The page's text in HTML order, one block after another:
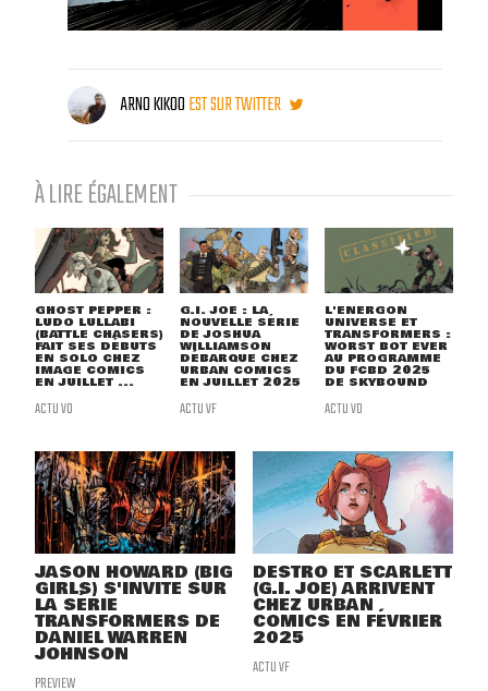
ARNO KIKOOEST SUR TWITTER
À LIRE ÉGALEMENT
GHOST PEPPER :
LUDO LULLABI
(BATTLE CHASERS)
FAIT SES DÉBUTS
EN SOLO CHEZ
IMAGE COMICS
EN JUILLET ...
ACTU VO
G.I. JOE : LA
NOUVELLE SÉRIE
DE JOSHUA
WILLIAMSON
DÉBARQUE CHEZ
URBAN COMICS
EN JUILLET 2025
ACTU VF
L'ENERGON
UNIVERSE ET
TRANSFORMERS :
WORST BOT EVER
AU PROGRAMME
DU FCBD 2025
DE SKYBOUND
ACTU VO
JASON HOWARD (BIG
GIRLS) S'INVITE SUR
LA SÉRIE
TRANSFORMERS DE
DANIEL WARREN
JOHNSON
PREVIEW
DESTRO ET SCARLETT
(G.I. JOE) ARRIVENT
CHEZ URBAN
COMICS EN FÉVRIER
2025
ACTU VF